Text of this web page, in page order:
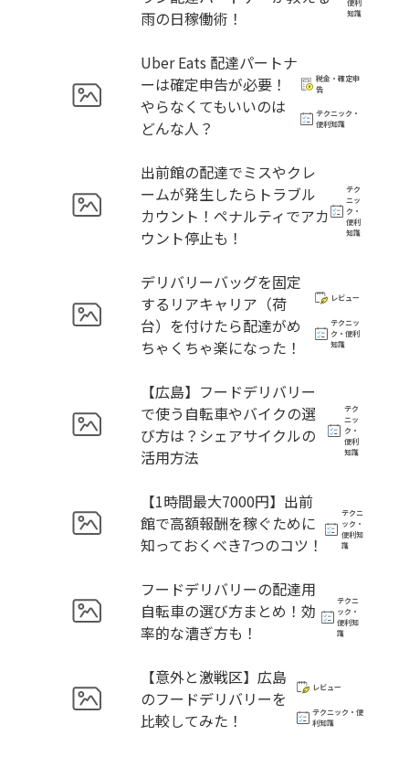
雨の日稼働術！
便利
知識
Uber Eats 配達パートナ
ーは確定申告が必要！
やらなくてもいいのは
どんな人？
税金・確定申
告
テクニック・
便利知識
出前館の配達でミスやクレ
ームが発生したらトラブル
カウント！ペナルティでアカ
ウント停止も！
テク
ニッ
ク・
便利
知識
デリバリーバッグを固定
するリアキャリア（荷
台）を付けたら配達がめ
ちゃくちゃ楽になった！
レビュー
テクニッ
ク・便利
知識
【広島】フードデリバリー
で使う自転車やバイクの選
び方は？シェアサイクルの
活用方法
テク
ニッ
ク・
便利
知識
【1時間最大7000円】出前
館で高額報酬を稼ぐために
知っておくべき7つのコツ！
テクニ
ック・
便利知
識
フードデリバリーの配達用
自転車の選び方まとめ！効
率的な漕ぎ方も！
テクニ
ック・
便利知
識
【意外と激戦区】広島
のフードデリバリーを
比較してみた！
レビュー
テクニック・便
利知識